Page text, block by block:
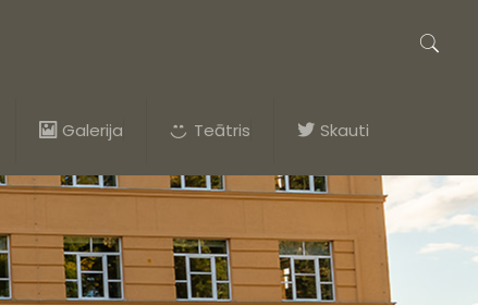
Galerija Teātris Skauti